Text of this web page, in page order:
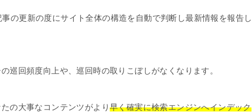
の更新の度にサイト全体の構造を自動で判断し最新情報を報告し
巡回頻度向上や、巡回時の取りこぼしがなくなります。
の大事なコンテンツがより 早く確実に検索エンジンへインデック